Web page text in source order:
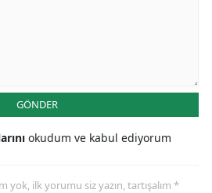
GÖNDER
okudum ve kabul ediyorum
yok, ilk yorumu siz yazın, tartışalım *